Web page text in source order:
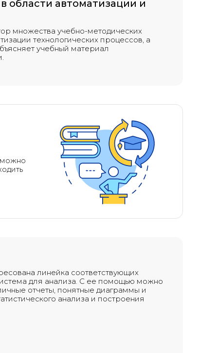
области автоматизации и
множества учебно-методических
технологических процессов, а
учебный материал
можно
линейка соответствующих
для анализа. С ее помощью можно
отчеты, понятные диаграммы и
анализа и построения